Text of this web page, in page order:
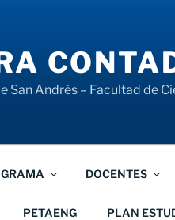
San Andrés – Facultad de
DOCENTES
PETAENG PLAN